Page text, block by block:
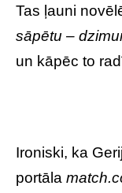
Tas ļauni
sāpētu –
un kāpēc to
Ironiski, ka
portāla